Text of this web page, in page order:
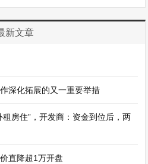
新文章
深化拓展的又一重要举措
房住”，开发商：资金到位后，两
直降超1万开盘